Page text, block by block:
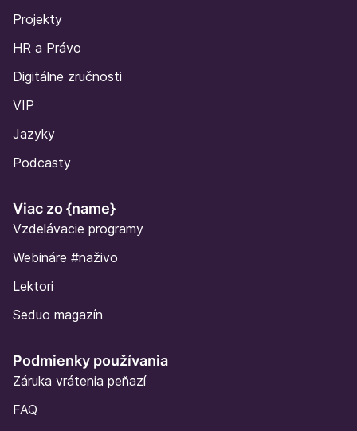
Projekty
HR a Právo
Digitálne zručnosti
VIP
Jazyky
Podcasty
Viac zo {name}
Vzdelávacie programy
Webináre #naživo
Lektori
Seduo magazín
Podmienky používania
Záruka vrátenia peňazí
FAQ